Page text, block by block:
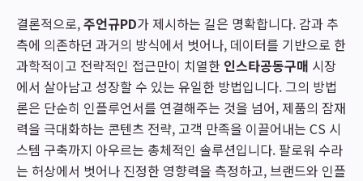
결론적으로,주언규PD가 제시하는 길은 명확합니다. 감과 추
측에 의존하던 과거의 방식에서 벗어나, 데이터를 기반으로 한
과학적이고 전략적인 접근만이 치열한 인스타공동구매 시장
에서 살아남고 성장할 수 있는 유일한 방법입니다. 그의 방법
론은 단순히 인플루언서를 연결해주는 것을 넘어, 제품의 잠재
력을 극대화하는 콘텐츠 전략, 고객 만족을 이끌어내는 CS 시
스템 구축까지 아우르는 총체적인 솔루션입니다. 팔로워 수라
는 허상에서 벗어나 진정한 영향력을 측정하고, 브랜드와 인플